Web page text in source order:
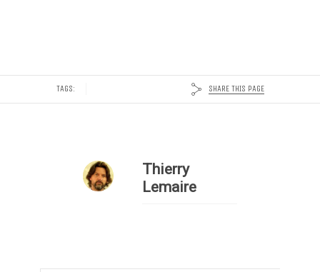
TAGS: SHARE THIS PAGE
Thierry
Lemaire